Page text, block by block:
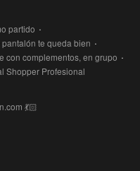
partido ·
pantalón te queda bien ·
con complementos, en grupo ·
Shopper Profesional
💃🏻